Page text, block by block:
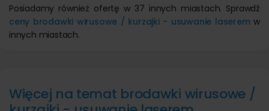
Posiadamy również ofertę w 37 innych miastach. Sprawdź
ceny brodawki wirusowe / kurzajki - usuwanie laserem w
innych miastach.
Więcej na temat brodawki wirusowe /